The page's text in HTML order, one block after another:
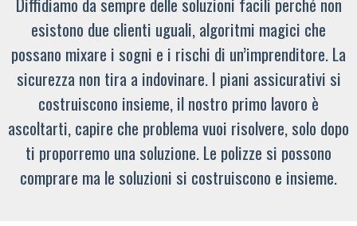
esistono due clienti uguali, algoritmi magici che
possano mixare i sogni e i rischi di un’imprenditore. La
sicurezza non tira a indovinare. I piani assicurativi si
costruiscono insieme, il nostro primo lavoro è
ascoltarti, capire che problema vuoi risolvere, solo dopo
ti proporremo una soluzione. Le polizze si possono
comprare ma le soluzioni si costruiscono e insieme.